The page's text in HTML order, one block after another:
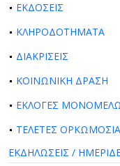
ΕΚΔΟΣΕΙΣ
ΚΛΗΡΟΔΟΤΗΜΑΤΑ
ΔΙΑΚΡΙΣΕΙΣ
ΚΟΙΝΩΝΙΚΗ ΔΡΑΣΗ
ΕΚΛΟΓΕΣ
ΤΕΛΕΤΕΣ
ΕΚΔΗΛΩΣΕΙΣ /